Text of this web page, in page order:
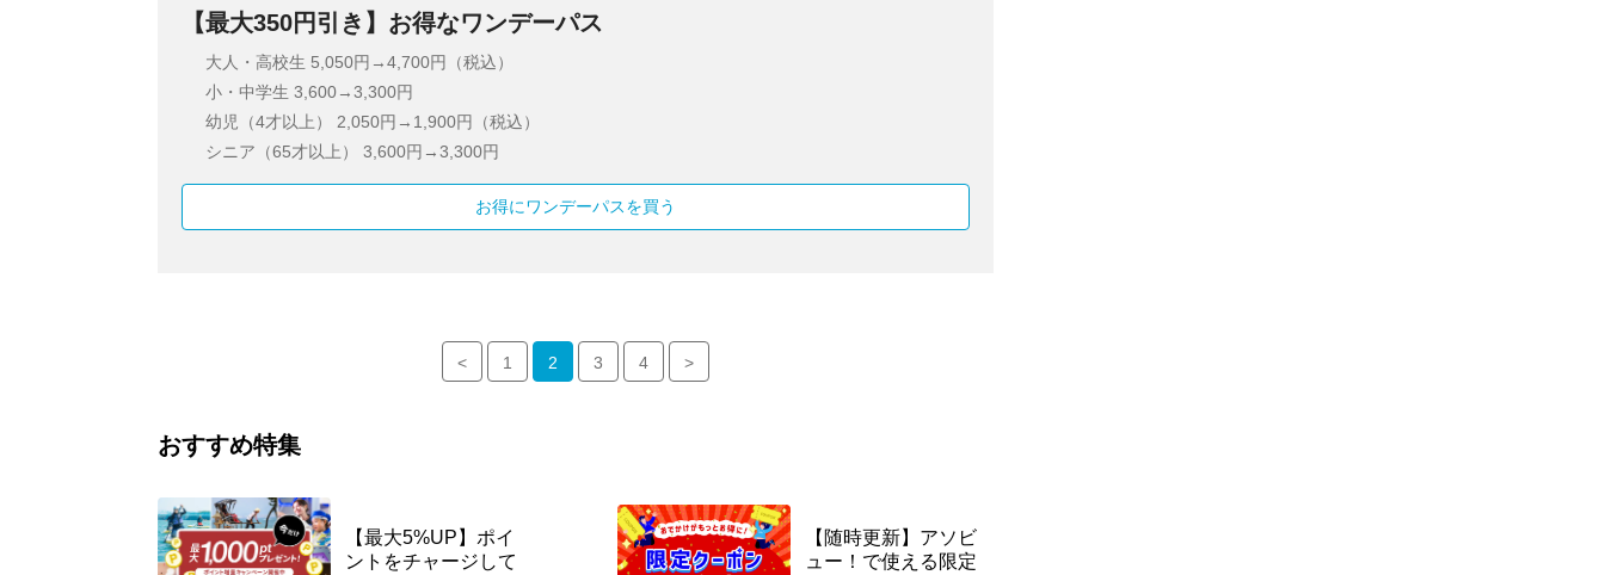
【最大350円引き】お得なワンデーパス
大人・高校生 5,050円→4,700円（税込）
小・中学生 3,600→3,300円
幼児（4才以上）
2,050円→1,900円（税込）
シニア（65才以上）
3,600円→3,300円
お得にワンデーパスを買う
< 1 2 3 4 >
おすすめ特集
【最大5%UP】ポイ
ントをチャージして
【随時更新】アソビ
ュー！で使える限定